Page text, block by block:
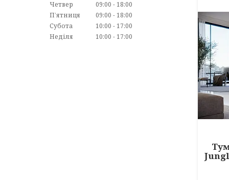
Четвер
09:00
18:00
Пʼятниця
09:00
18:00
Субота
10:00
17:00
Неділя
10:00 17:00